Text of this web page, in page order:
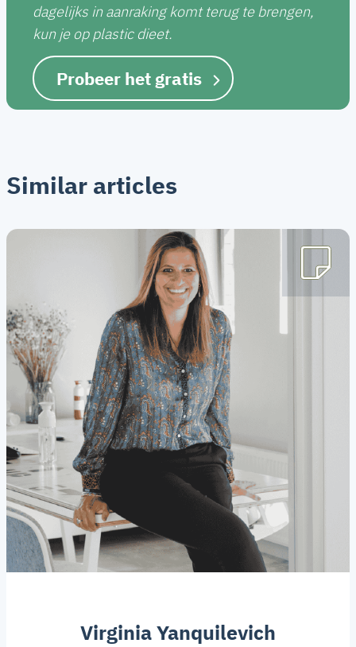
dagelijks in aanraking komt terug te brengen,
kun je op plastic dieet.
Probeer het gratis
Similar articles
Virginia Yanquilevich